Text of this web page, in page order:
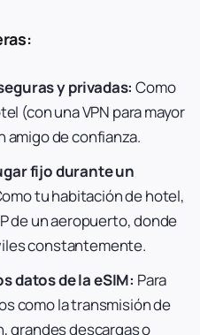
y privadas: Como
(con una VPN para mayor
amigo de confianza.
fijo durante un
tu habitación de hotel,
de un aeropuerto, donde
constantemente.
datos de la eSIM: Para
como la transmisión de
grandes descargas o